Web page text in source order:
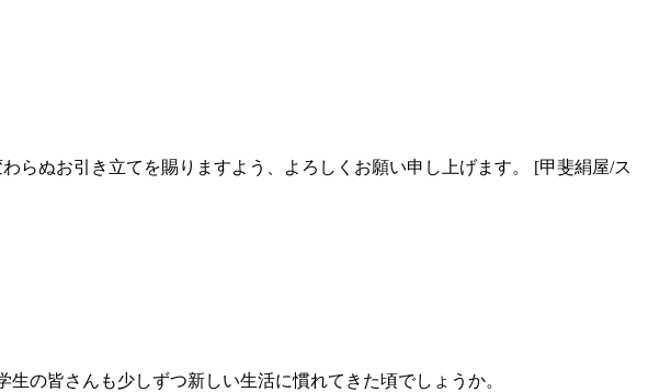
らぬお引き立てを賜りますよう、よろしくお願い申し上げます。 [甲斐絹屋/ス
の皆さんも少しずつ新しい生活に慣れてきた頃でしょうか。